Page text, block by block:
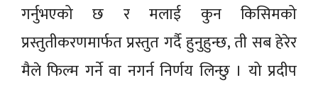
गर्नुभएको छ र मलाई कुन किसिमको
प्रस्तुतीकरणमार्फत प्रस्तुत गर्दै हुनुहुन्छ, ती सब हेरेर
मैले फिल्म गर्ने वा नगर्न निर्णय लिन्छु । यो प्रदीप